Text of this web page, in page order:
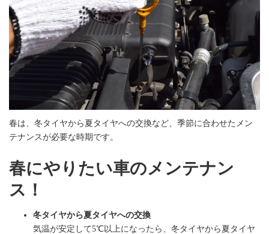
春は、冬タイヤから夏タイヤへの交換など、季節に合わせたメン
テナンスが必要な時期です。
春にやりたい車のメンテナン
ス！
冬タイヤから夏タイヤへの交換
気温が安定して5℃以上になったら、冬タイヤから夏タイヤ